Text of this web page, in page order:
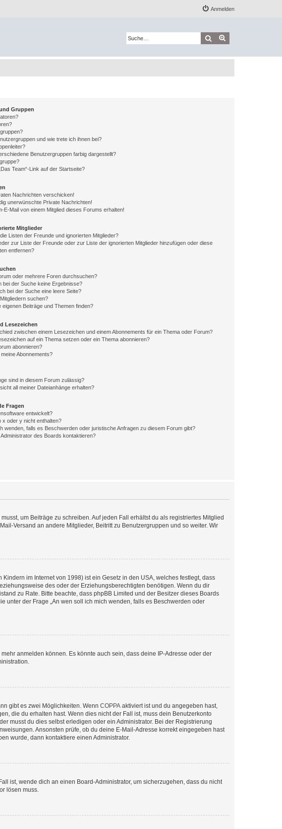
Anmelden
Suche
Gruppen
und wie trete ich ihnen bei?
Benutzergruppen farbig dargestellt?
Team“-Link auf der Startseite?
Nachrichten verschicken!
unerwünschte Private Nachrichten!
E-Mail von einem Mitglied dieses Forums erhalten!
Mitglieder
Listen der Freunde und ignorierten Mitglieder?
zur Liste der Freunde oder zur Liste der ignorierten Mitglieder hinzufügen oder diese
entfernen?
oder mehrere Foren durchsuchen?
bei der Suche keine Ergebnisse?
bei der Suche eine leere Seite?
suchen?
eigenen Beiträge und Themen finden?
Lesezeichen
zwischen einem Lesezeichen und einem Abonnements für ein Thema oder Forum?
auf ein Thema setzen oder ein Thema abonnieren?
abonnieren?
Abonnements?
sind in diesem Forum zulässig?
all meiner Dateianhänge erhalten?
Fragen
entwickelt?
x oder y nicht enthalten?
wenden, falls es Beschwerden oder juristische Anfragen zu diesem Forum gibt?
des Boards kontaktieren?
um Beiträge zu schreiben. Auf jeden Fall erhältst du als registriertes Mitglied
Versand an andere Mitglieder, Beitritt zu Benutzergruppen und so weiter. Wir
im Internet von 1998) ist ein Gesetz in den USA, welches festlegt, dass
des oder der Erziehungsberechtigten benötigen. Wenn du dir
zu Rate. Bitte beachte, dass phpBB Limited und der Besitzer dieses Boards
unter der Frage „An wen soll ich mich wenden, falls es Beschwerden oder
anmelden können. Es könnte auch sein, dass deine IP-Adresse oder der
gibt es zwei Möglichkeiten. Wenn COPPA aktiviert ist und du angegeben hast,
die du erhalten hast. Wenn dies nicht der Fall ist, muss dein Benutzerkonto
musst du dies selbst erledigen oder ein Administrator. Bei der Registrierung
Ansonsten prüfe, ob du deine E-Mail-Adresse korrekt eingegeben hast
wurde, dann kontaktiere einen Administrator.
ist, wende dich an einen Board-Administrator, um sicherzugehen, dass du nicht
lösen muss.